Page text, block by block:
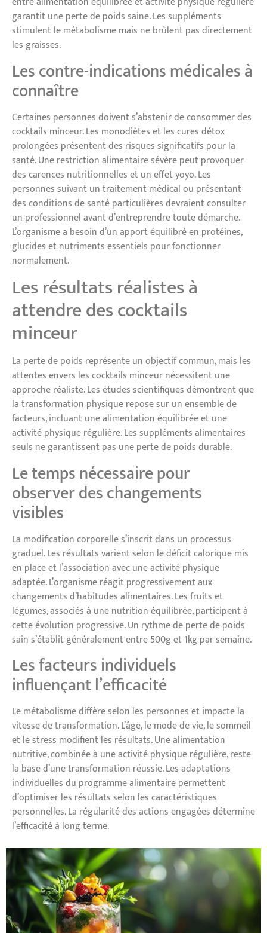
garantit une perte de poids saine. Les suppléments
stimulent le métabolisme mais ne brûlent pas directement
les graisses.
Les contre-indications médicales à
connaître
Certaines personnes doivent s’abstenir de consommer des
cocktails minceur. Les monodiètes et les cures détox
prolongées présentent des risques significatifs pour la
santé. Une restriction alimentaire sévère peut provoquer
des carences nutritionnelles et un effet yoyo. Les
personnes suivant un traitement médical ou présentant
des conditions de santé particulières devraient consulter
un professionnel avant d’entreprendre toute démarche.
L’organisme a besoin d’un apport équilibré en protéines,
glucides et nutriments essentiels pour fonctionner
normalement.
Les résultats réalistes à
attendre des cocktails
minceur
La perte de poids représente un objectif commun, mais les
attentes envers les cocktails minceur nécessitent une
approche réaliste. Les études scientifiques démontrent que
la transformation physique repose sur un ensemble de
facteurs, incluant une alimentation équilibrée et une
activité physique régulière. Les suppléments alimentaires
seuls ne garantissent pas une perte de poids durable.
Le temps nécessaire pour
observer des changements
visibles
La modification corporelle s’inscrit dans un processus
graduel. Les résultats varient selon le déficit calorique mis
en place et l’association avec une activité physique
adaptée. L’organisme réagit progressivement aux
changements d’habitudes alimentaires. Les fruits et
légumes, associés à une nutrition équilibrée, participent à
cette évolution progressive. Un rythme de perte de poids
sain s’établit généralement entre 500g et 1kg par semaine.
Les facteurs individuels
influençant l’efficacité
Le métabolisme diffère selon les personnes et impacte la
vitesse de transformation. L’âge, le mode de vie, le sommeil
et le stress modifient les résultats. Une alimentation
nutritive, combinée à une activité physique régulière, reste
la base d’une transformation réussie. Les adaptations
individuelles du programme alimentaire permettent
d’optimiser les résultats selon les caractéristiques
personnelles. La régularité des actions engagées détermine
l’efficacité à long terme.